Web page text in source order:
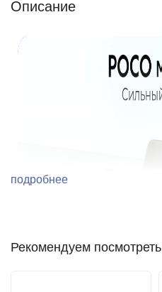
Описание
подробнее
Рекомендуем посмотреть